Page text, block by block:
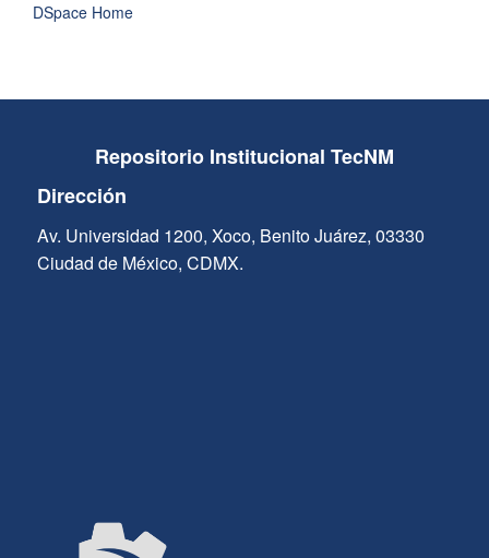
DSpace Home
Repositorio Institucional TecNM
Dirección
Av. Universidad 1200, Xoco, Benito Juárez, 03330
Ciudad de México, CDMX.